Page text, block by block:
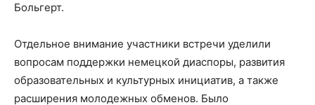
Больгерт.
Отдельное внимание участники встречи уделили
вопросам поддержки немецкой диаспоры, развития
образовательных и культурных инициатив, а также
расширения молодежных обменов. Было